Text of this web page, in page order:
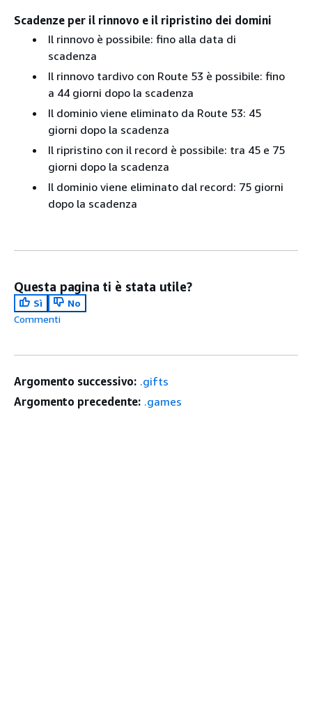
Scadenze per il rinnovo e il ripristino dei domini
Il rinnovo è possibile: fino alla data di
scadenza
Il rinnovo tardivo con Route 53 è possibile: fino
a 44 giorni dopo la scadenza
Il dominio viene eliminato da Route 53: 45
giorni dopo la scadenza
Il ripristino con il record è possibile: tra 45 e 75
giorni dopo la scadenza
Il dominio viene eliminato dal record: 75 giorni
dopo la scadenza
Questa pagina ti è stata utile?
Sì
No
Commenti
Argomento successivo: .gifts
Argomento precedente: .games